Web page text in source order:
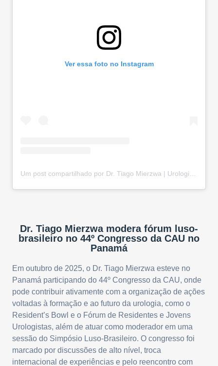
Ver essa foto no Instagram
Um post compartilhado por Dr. Tiago Mierzwa | Urologista e Andrologista em Curitiba-PR (@drtiago.urologia)
Dr. Tiago Mierzwa modera fórum luso-
brasileiro no 44º Congresso da CAU no
Panamá
Em outubro de 2025, o Dr. Tiago Mierzwa esteve no
Panamá participando do 44º Congresso da CAU, onde
pode contribuir ativamente com a organização de ações
voltadas à formação e ao futuro da urologia, como o
Resident’s Bowl e o Fórum de Residentes e Jovens
Urologistas, além de atuar como moderador em uma
sessão do Simpósio Luso-Brasileiro. O congresso foi
marcado por discussões de alto nível, troca
internacional de experiências e pelo reencontro com